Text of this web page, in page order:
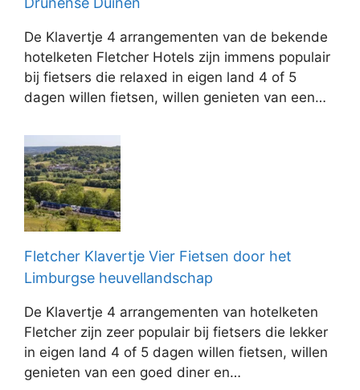
De Klavertje 4 arrangementen van de bekende
hotelketen Fletcher Hotels zijn immens populair
bij fietsers die relaxed in eigen land 4 of 5
dagen willen fietsen, willen genieten van een…
Fletcher Klavertje Vier Fietsen door het
Limburgse heuvellandschap
De Klavertje 4 arrangementen van hotelketen
Fletcher zijn zeer populair bij fietsers die lekker
in eigen land 4 of 5 dagen willen fietsen, willen
genieten van een goed diner en…